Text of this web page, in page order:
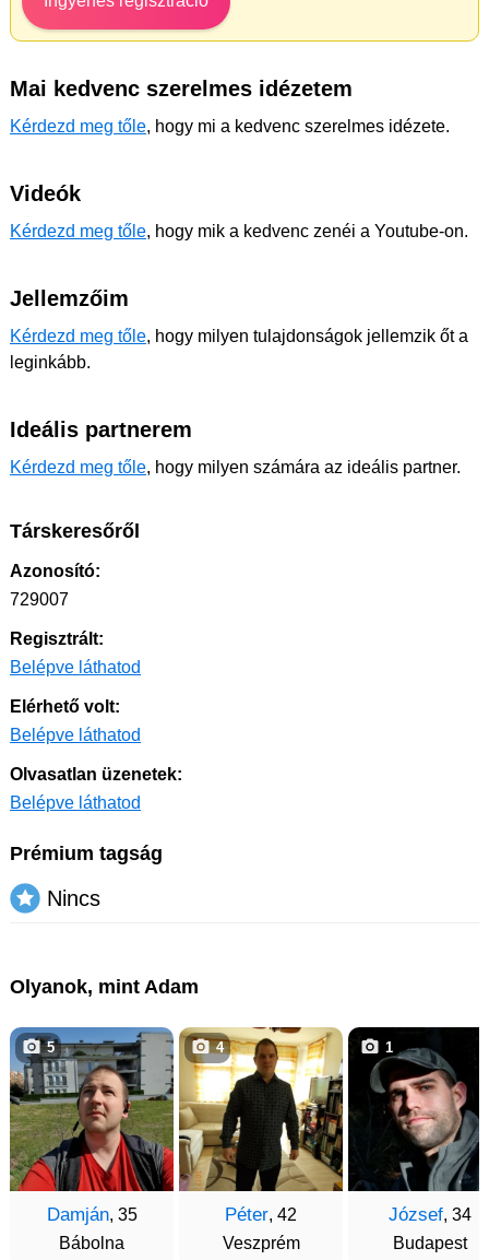
Mai kedvenc szerelmes idézetem
Kérdezd meg tőle, hogy mi a kedvenc szerelmes idézete.
Videók
Kérdezd meg tőle, hogy mik a kedvenc zenéi a Youtube-on.
Jellemzőim
Kérdezd meg tőle, hogy milyen tulajdonságok jellemzik őt a
leginkább.
Ideális partnerem
Kérdezd meg tőle, hogy milyen számára az ideális partner.
Társkeresőről
Azonosító:
729007
Regisztrált:
Belépve láthatod
Elérhető volt:
Belépve láthatod
Olvasatlan üzenetek:
Belépve láthatod
Prémium tagság
Nincs
Olyanok, mint Adam
Damján, 35
Bábolna
5
Péter, 42
Veszprém
4
József, 34
Budapest
1